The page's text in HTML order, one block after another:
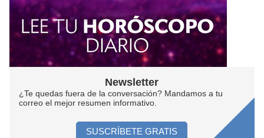
Newsletter
¿Te quedas fuera de la conversación? Mandamos a tu
correo el mejor resumen informativo.
SUSCRÍBETE GRATIS